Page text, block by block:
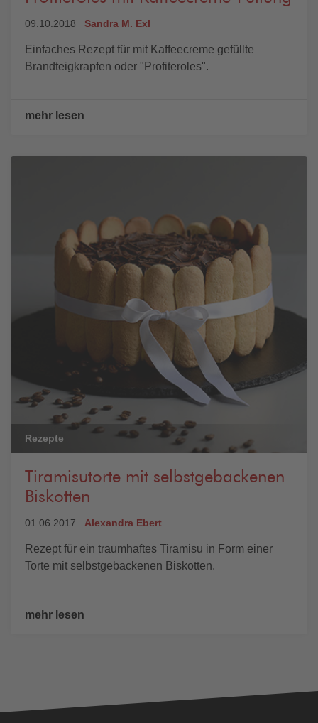
09.10.2018 Sandra M. Exl
Einfaches Rezept für mit Kaffeecreme gefüllte
Brandteigkrapfen oder "Profiteroles".
mehr lesen
Rezepte
Tiramisutorte mit selbstgebackenen
Biskotten
01.06.2017 Alexandra Ebert
Rezept für ein traumhaftes Tiramisu in Form einer
Torte mit selbstgebackenen Biskotten.
mehr lesen